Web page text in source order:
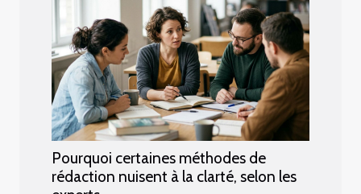
Pourquoi certaines méthodes de
rédaction nuisent à la clarté, selon les